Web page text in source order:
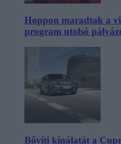
Hoppon maradtak a
program utolsó
Bővíti kínálatát a